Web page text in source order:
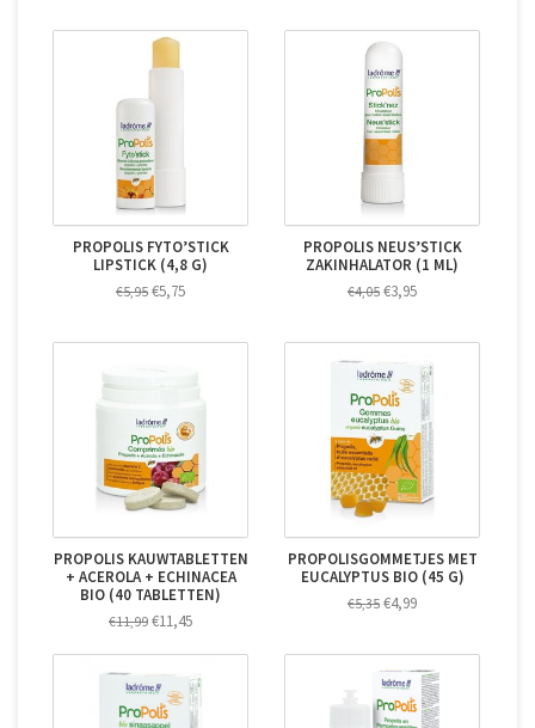
PROPOLIS FYTO’STICK
LIPSTICK (4,8 G)
€5,95 €5,75
PROPOLIS NEUS’STICK
ZAKINHALATOR (1 ML)
€4,05 €3,95
PROPOLIS KAUWTABLETTEN
+ ACEROLA + ECHINACEA
BIO (40 TABLETTEN)
€11,99 €11,45
PROPOLISGOMMETJES MET
EUCALYPTUS BIO (45 G)
€5,35 €4,99